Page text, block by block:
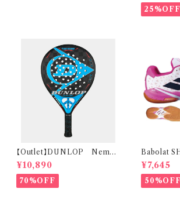
荷）
25%OFF
【Outlet】DUNLOP Nemes
is Control
¥10,890
70%OFF
Babolat
W シャドウ
24.5cm
¥7,645
50%OFF